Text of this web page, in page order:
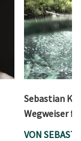
Sebastian
Wegweiser
VON